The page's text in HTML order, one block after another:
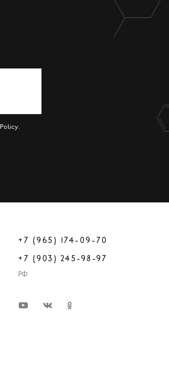
.
+7 (965) 174-09-70
+7 (903) 245-98-97
РФ